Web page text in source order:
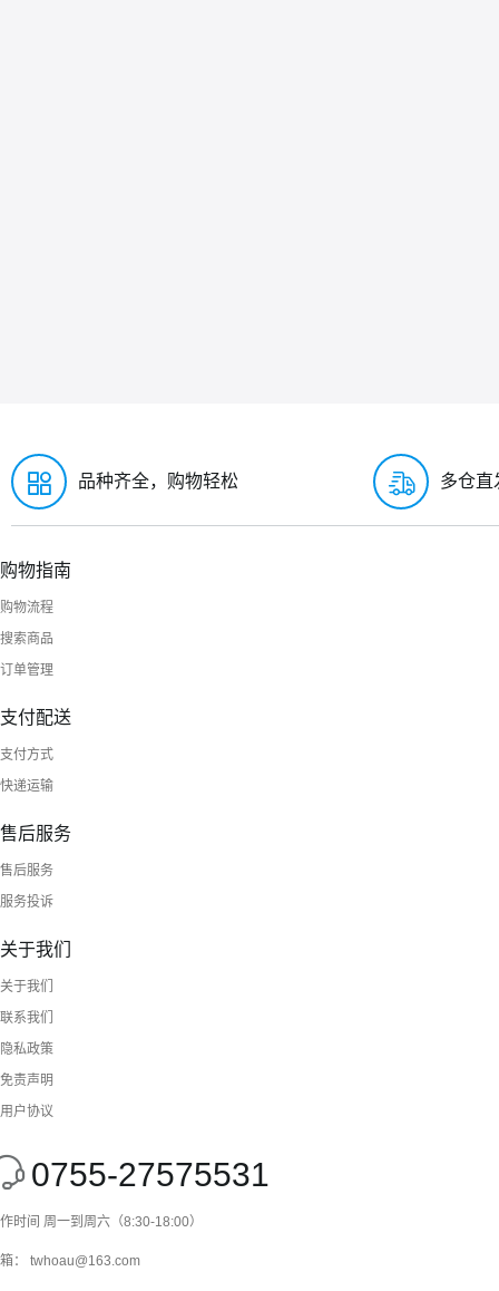
品种齐全，购物轻松 多仓直
购物指南
购物流程
搜索商品
订单管理
支付配送
支付方式
快递运输
售后服务
售后服务
服务投诉
关于我们
关于我们
联系我们
隐私政策
免责声明
用户协议
0755-27575531
时间 周一到周六（8:30-18:00）
： twhoau@163.com